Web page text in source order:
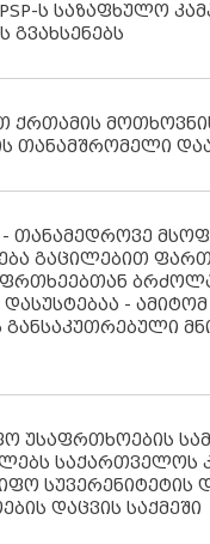
ს საზაფხულო
ქრთამის
თანამშრომელი
თანამედროვე
გაცილებით
- ამიტომ
განსაკუთრებული
უსაფრთხოების
საქართველოს
დაცვის საქმეში